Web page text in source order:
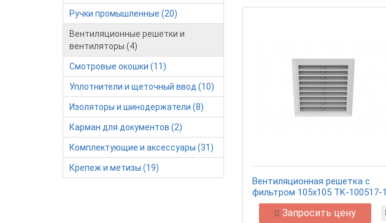
Ручки промышленные (20)
Вентиляционные решетки и
вентиляторы (4)
Смотровые окошки (11)
Уплотнители и щеточный ввод (10)
Изоляторы и шинодержатели (8)
Карман для документов (2)
Комплектующие и аксессуары (31)
Крепеж и метизы (19)
Вентиляционная решетка с
фильтром 105х105 TK-100517-1
Запросить цену